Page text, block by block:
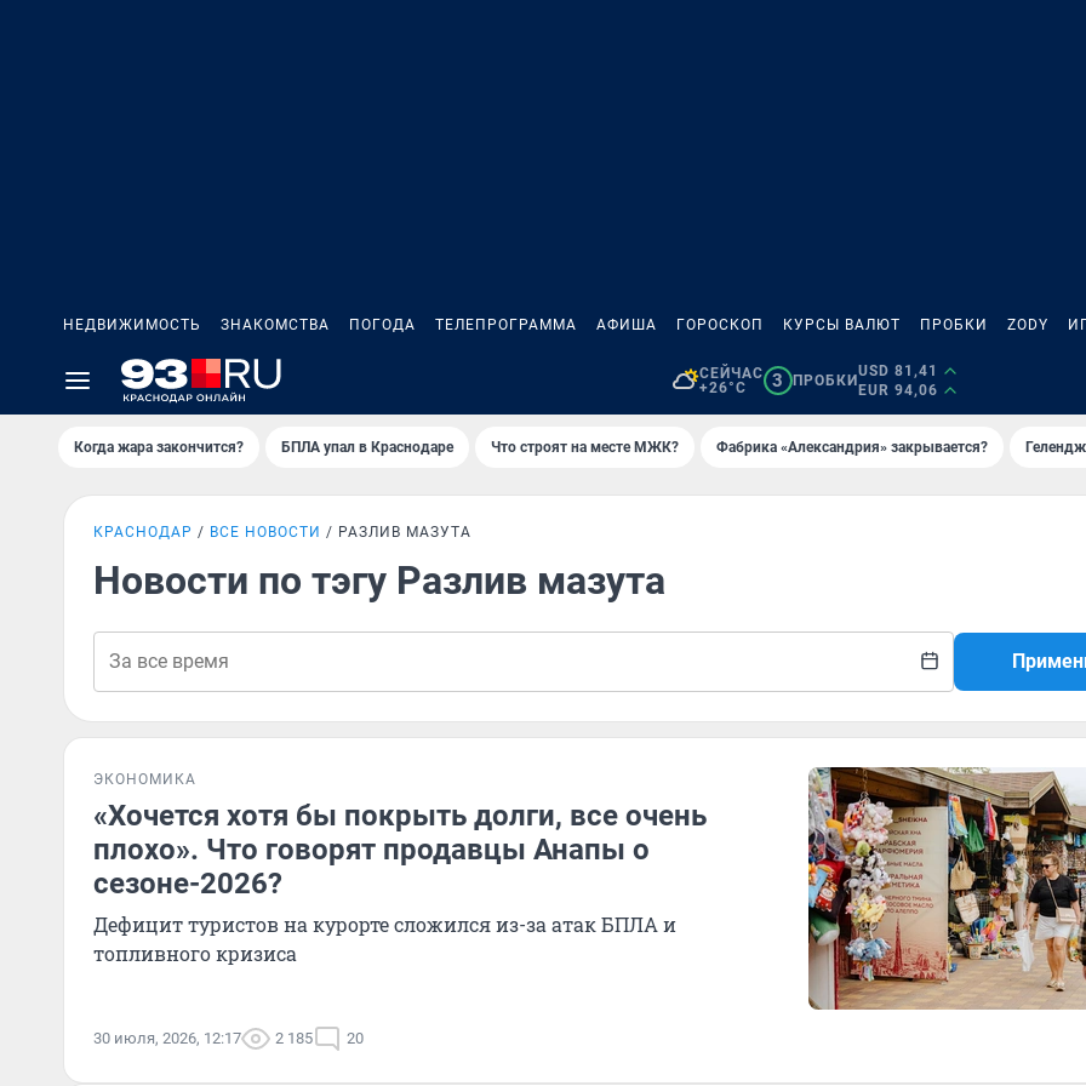
НЕДВИЖИМОСТЬ ЗНАКОМСТВА ПОГОДА ТЕЛЕПРОГРАММА АФИША ГОРОСКОП КУРСЫ ВАЛЮТ ПРОБКИ ZODY
СЕЙЧАС
+26°C
3 ПРОБКИ
USD 81,41
EUR 94,06
Когда жара закончится? БПЛА упал в Краснодаре Что строят на месте МЖК? Фабрика «Александрия» закрывается?
КРАСНОДАР ВСЕ НОВОСТИ РАЗЛИВ МАЗУТА
Новости по тэгу Разлив мазута
ЭКОНОМИКА
«Хочется хотя бы покрыть долги, все очень
плохо». Что говорят продавцы Анапы о
сезоне-2026?
Дефицит туристов на курорте сложился из-за атак БПЛА и
топливного кризиса
30 июля, 2026, 12:17 2 185 20